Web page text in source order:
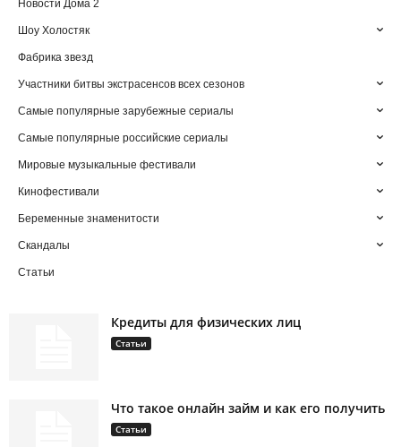
Новости Дома 2
Шоу Холостяк
Фабрика звезд
Участники битвы экстрасенсов всех сезонов
Самые популярные зарубежные сериалы
Самые популярные российские сериалы
Мировые музыкальные фестивали
Кинофестивали
Беременные знаменитости
Скандалы
Статьи
Кредиты для физических лиц
Статьи
Что такое онлайн займ и как его получить
Статьи